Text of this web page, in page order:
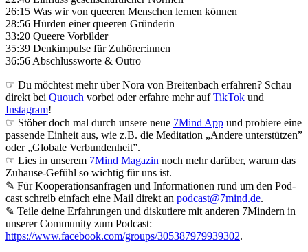
26:15 Was wir von queeren Menschen lernen können
28:56 Hürden einer queeren Gründerin
33:20 Queere Vorbilder
35:39 Denkimpulse für Zuhörer:innen
36:56 Abschlussworte & Outro
☞ Du möchtest mehr über Nora von Breitenbach erfahren? Schau
direkt bei Quouch vorbei oder erfahre mehr aufTikTok und
Instagram!
☞ Stöber doch mal durch unsere neue 7Mind App und probiere eine
passende Einheit aus, wie z.B. die Meditation „Andere unterstützen”
oder „Globale Verbundenheit”.
☞ Lies in unserem 7Mind Magazin noch mehr darüber, warum das
Zuhause-Gefühl so wichtig für uns ist.
✎ Für Koope­ra­ti­ons­an­fra­gen und Infor­ma­tio­nen rund um den Pod­
cast schreib ein­fach eine Mail direkt an podcast@7mind.de.
✎ Teile deine Erfahrungen und diskutiere mit anderen 7Mindern in
unserer Community zum Podcast:
https://www.facebook.com/groups/305387979939302.